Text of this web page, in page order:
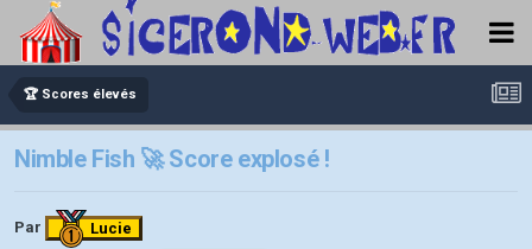
🏆 Scores élevés
Nimble Fish 🚀 Score explosé !
Par
Lucie